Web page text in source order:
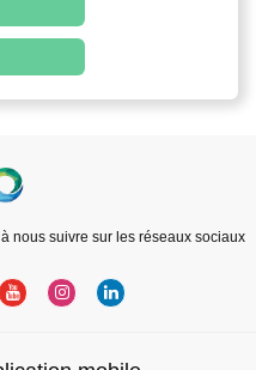
nous suivre sur les réseaux sociaux